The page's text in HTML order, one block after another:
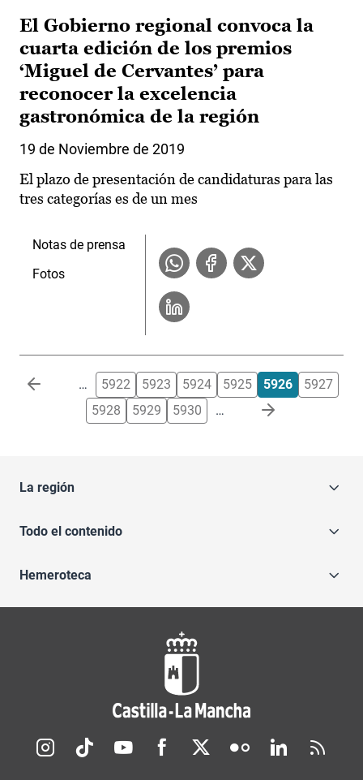
El Gobierno regional convoca la
cuarta edición de los premios
‘Miguel de Cervantes’ para
reconocer la excelencia
gastronómica de la región
19 de Noviembre de 2019
El plazo de presentación de candidaturas para las
tres categorías es de un mes
Notas de prensa
Fotos
Paginación … 5922 5923 5924 5925 5926
5927
5928
5929 5930 …
La región
Todo el contenido
Hemeroteca
Redes sociales JCCM